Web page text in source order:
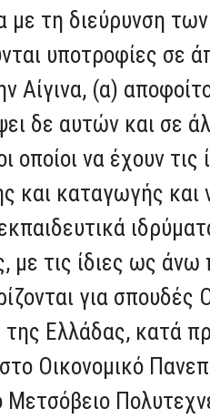
με τη διεύρυνση
υποτροφίες σε
Αίγινα, (α)
δε αυτών και σε
οποίοι να έχουν τις
και καταγωγής και
με τις ίδιες ως άνω
για σπουδές
Ελλάδας, κατά
Οικονομικό